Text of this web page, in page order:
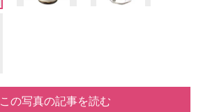
この写真の記事を読む